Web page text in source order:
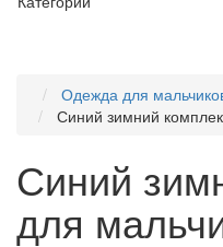
Одежда для
Синий зимний
Синий
для